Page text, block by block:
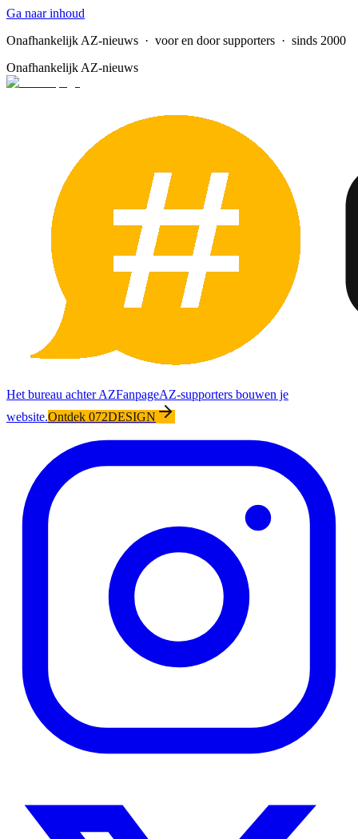
Ga naar inhoud
Onafhankelijk AZ-nieuws · voor en door supporters · sinds 2000
Onafhankelijk AZ-nieuws
Het bureau achter AZFanpageAZ-supporters bouwen je
website.Ontdek 072DESIGN